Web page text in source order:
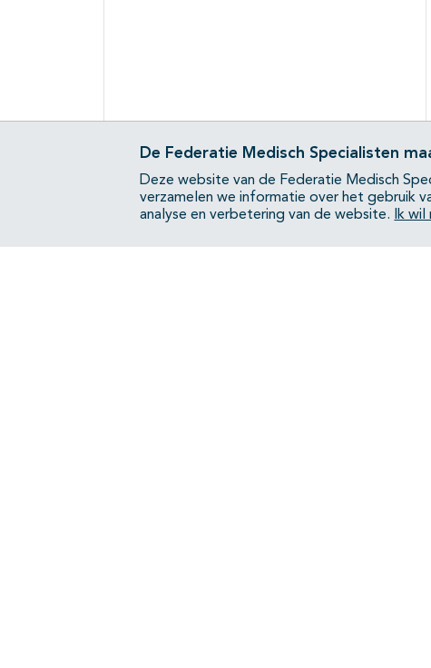
De Federatie Medisch Specialisten
Deze website van de Federatie Medisch
verzamelen we informatie over het gebruik
analyse en verbetering van de website.
Ik